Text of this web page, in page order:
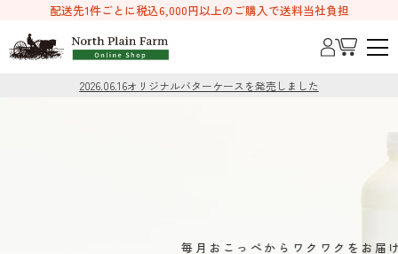
配送先1件ごとに税込6,000円以上のご購入で送料当社負担
【重要】ショップサーブにおける不正アクセスに関するお知らせ
2026.06.16オリジナルバターケースを発売しました
ヨーグルトをお得にお買い求めいただけるようになりました
2025.04.09一部商品価格改定のお知らせ
2024.07.17原料乳の産地変更とパッケージ変更について
2023.07.26 webサイトの表示乱れにつきまして
2023.06.13 荷物転送時の追加運賃について
2022.10.26Japan Cheese Awards 2022《銀賞》受賞
毎月おこっぺからワクワクをお届け